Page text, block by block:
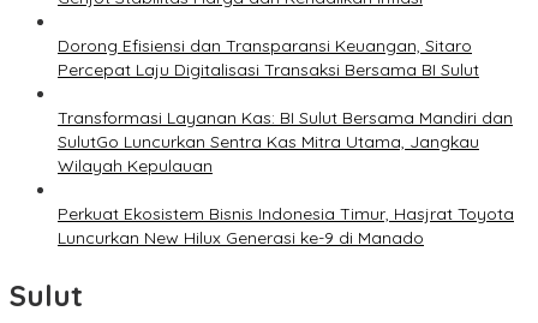
Dorong Efisiensi dan Transparansi Keuangan, Sitaro
Percepat Laju Digitalisasi Transaksi Bersama BI Sulut
Transformasi Layanan Kas: BI Sulut Bersama Mandiri dan
SulutGo Luncurkan Sentra Kas Mitra Utama, Jangkau
Wilayah Kepulauan
Perkuat Ekosistem Bisnis Indonesia Timur, Hasjrat Toyota
Luncurkan New Hilux Generasi ke-9 di Manado
Sulut